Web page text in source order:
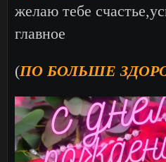
желаю тебе
главное
(ПО БОЛЬШЕ